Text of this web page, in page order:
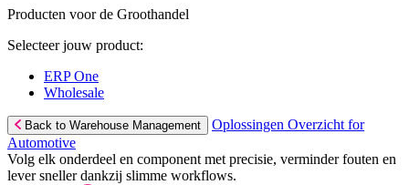
Producten voor de Groothandel
Selecteer jouw product:
ERP One
Wholesale
Back to Warehouse Management
Oplossingen Overzicht for
Automotive
Volg elk onderdeel en component met precisie, verminder fouten en
lever sneller dankzij slimme workflows.